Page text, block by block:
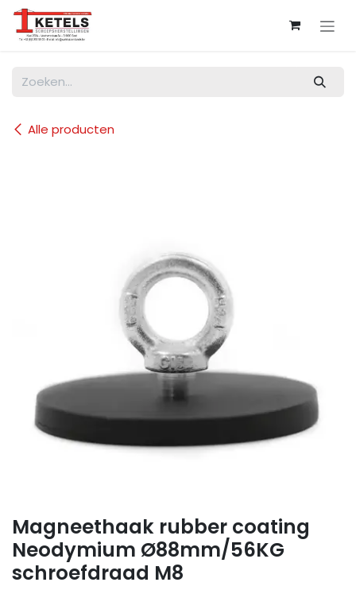
Overslaan naar inhoud
Alle producten
Magneethaak rubber coating
Neodymium Ø88mm/56KG
schroefdraad M8